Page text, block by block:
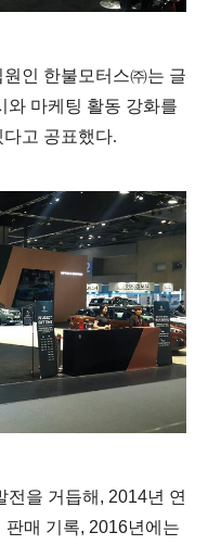
인 한불모터스㈜는 글
와 마케팅 활동 강화를
고 공표했다.
전을 거듭해, 2014년 연
매 기록, 2016년에는